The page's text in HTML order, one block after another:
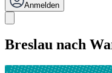
Anmelden
Breslau nach